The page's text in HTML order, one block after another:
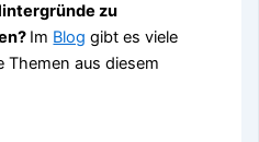
zu
Im Blog gibt es viele
Themen aus diesem